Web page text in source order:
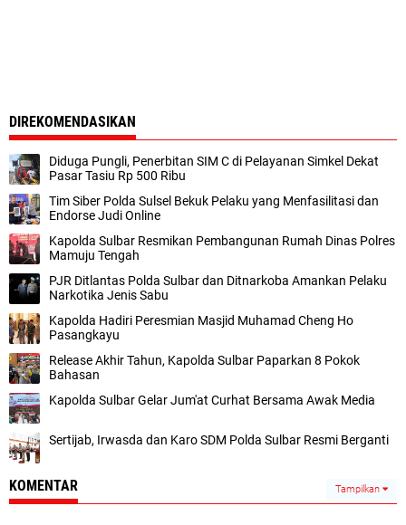
DIREKOMENDASIKAN
Diduga Pungli, Penerbitan SIM C di Pelayanan Simkel Dekat
Pasar Tasiu Rp 500 Ribu
Tim Siber Polda Sulsel Bekuk Pelaku yang Menfasilitasi dan
Endorse Judi Online
Kapolda Sulbar Resmikan Pembangunan Rumah Dinas Polres
Mamuju Tengah
PJR Ditlantas Polda Sulbar dan Ditnarkoba Amankan Pelaku
Narkotika Jenis Sabu
Kapolda Hadiri Peresmian Masjid Muhamad Cheng Ho
Pasangkayu
Release Akhir Tahun, Kapolda Sulbar Paparkan 8 Pokok
Bahasan
Kapolda Sulbar Gelar Jum'at Curhat Bersama Awak Media
Sertijab, Irwasda dan Karo SDM Polda Sulbar Resmi Berganti
KOMENTAR Tampilkan